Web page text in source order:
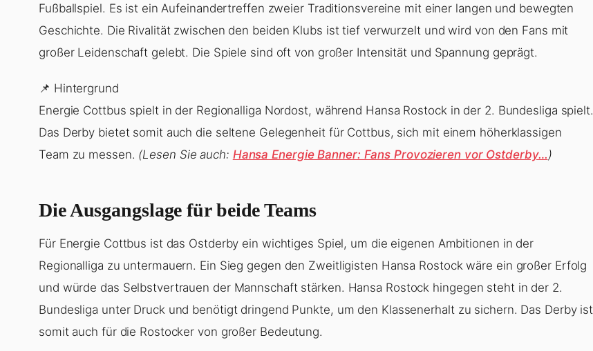
Fußballspiel. Es ist ein Aufeinandertreffen zweier Traditionsvereine mit einer langen und bewegten
Geschichte. Die Rivalität zwischen den beiden Klubs ist tief verwurzelt und wird von den Fans mit
großer Leidenschaft gelebt. Die Spiele sind oft von großer Intensität und Spannung geprägt.
📌 Hintergrund
Energie Cottbus spielt in der Regionalliga Nordost, während Hansa Rostock in der 2. Bundesliga spielt.
Das Derby bietet somit auch die seltene Gelegenheit für Cottbus, sich mit einem höherklassigen
Team zu messen. (Lesen Sie auch: Hansa Energie Banner: Fans Provozieren vor Ostderby… )
Die Ausgangslage für beide Teams
Für Energie Cottbus ist das Ostderby ein wichtiges Spiel, um die eigenen Ambitionen in der
Regionalliga zu untermauern. Ein Sieg gegen den Zweitligisten Hansa Rostock wäre ein großer Erfolg
und würde das Selbstvertrauen der Mannschaft stärken. Hansa Rostock hingegen steht in der 2.
Bundesliga unter Druck und benötigt dringend Punkte, um den Klassenerhalt zu sichern. Das Derby ist
somit auch für die Rostocker von großer Bedeutung.